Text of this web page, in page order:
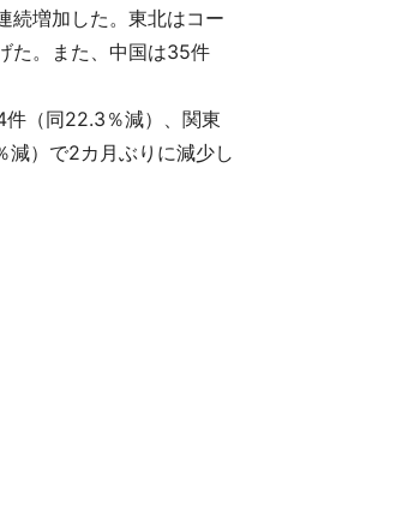
続増加した。東北はコー
た。また、中国は35件
（同22.3％減）、関東
）で2カ月ぶりに減少し